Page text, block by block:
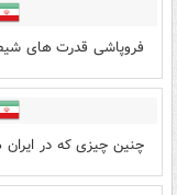
فروپاشی قدرت های
چنین چیزی که در ایران